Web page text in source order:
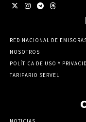
RED NACIONAL DE
NOSOTROS
POLÍTICA DE USO Y
TARIFARIO SERVEL